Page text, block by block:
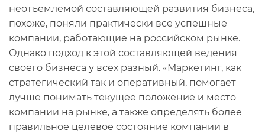
неотъемлемой составляющей развития бизнеса,
похоже, поняли практически все успешные
компании, работающие на российском рынке.
Однако подход к этой составляющей ведения
своего бизнеса у всех разный. «Маркетинг, как
стратегический так и оперативный, помогает
лучше понимать текущее положение и место
компании на рынке, а также определять более
правильное целевое состояние компании в